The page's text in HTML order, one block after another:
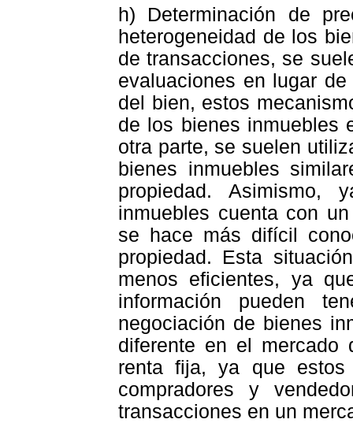
h) Determinación de
heterogeneidad de los
de transacciones, se
evaluaciones en lugar
del bien, estos
de los bienes inmuebles
otra parte, se suelen
bienes inmuebles
propiedad.
inmuebles cuenta con
se hace más difícil
propiedad. Esta
menos eficientes, ya
información pueden
negociación de bienes
diferente en el
renta fija, ya que estos
compradores y
transacciones en un